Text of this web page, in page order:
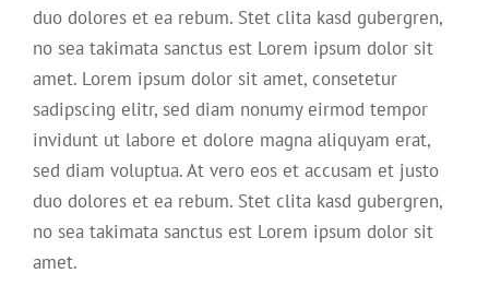
duo dolores et ea rebum. Stet clita kasd gubergren,
no sea takimata sanctus est Lorem ipsum dolor sit
amet. Lorem ipsum dolor sit amet, consetetur
sadipscing elitr, sed diam nonumy eirmod tempor
invidunt ut labore et dolore magna aliquyam erat,
sed diam voluptua. At vero eos et accusam et justo
duo dolores et ea rebum. Stet clita kasd gubergren,
no sea takimata sanctus est Lorem ipsum dolor sit
amet.